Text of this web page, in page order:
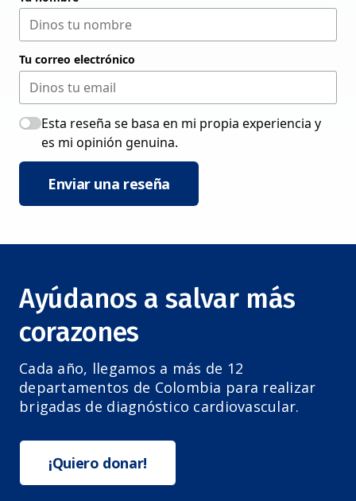
Tu correo electrónico
Esta reseña se basa en mi propia experiencia y
es mi opinión genuina.
Enviar una reseña
Ayúdanos a salvar más
corazones
Cada año, llegamos a más de 12
departamentos de Colombia para realizar
brigadas de diagnóstico cardiovascular.
¡Quiero donar!